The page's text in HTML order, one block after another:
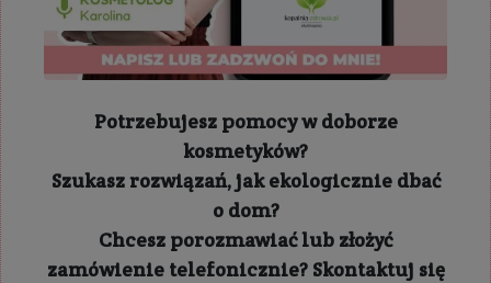
Potrzebujesz pomocy w doborze
kosmetyków?
Szukasz rozwiązań, jak ekologicznie dbać
o dom?
Chcesz porozmawiać lub złożyć
zamówienie telefonicznie? Skontaktuj się